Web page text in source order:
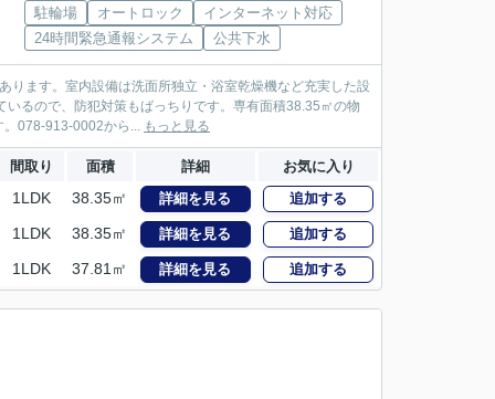
駐輪場 オートロック
インターネット対応
24時間緊急通報システム
公共下水
ります。室内設備は洗面所独立・浴室乾燥機など充実した設
るので、防犯対策もばっちりです。専有面積38.35㎡の物
。078-913-0002から... もっと見る
間取り 面積 詳細 お気に入り
1LDK 38.35㎡ 詳細を見る 追加する
1LDK 38.35㎡ 詳細を見る 追加する
1LDK 37.81㎡ 詳細を見る 追加する